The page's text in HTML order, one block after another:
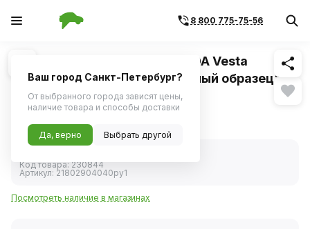
8 800 775-75-56
1/1 Похожие
Сайлентблок рычага ВАЗ LADA Vesta
передний (ПАО БРТ) "витринный образец"
Гарантия на уцененный товар 14 дней
Код товара:230844
Артикул: 21802904040ру1
Посмотреть наличие в магазинах
Ваш город Санкт-Петербург?
От выбранного города зависят цены,
наличие товара и способы доставки
Да, верно Выбрать другой